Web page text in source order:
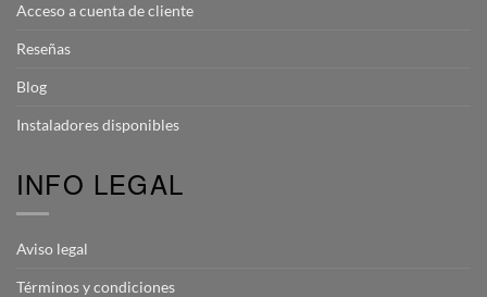
Acceso a cuenta de cliente
Reseñas
Blog
Instaladores disponibles
INFO LEGAL
Aviso legal
Términos y condiciones